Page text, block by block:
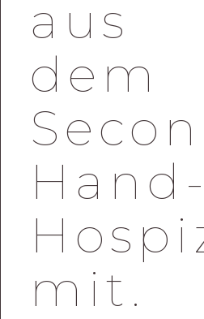
aus
dem
Hand-
mit.